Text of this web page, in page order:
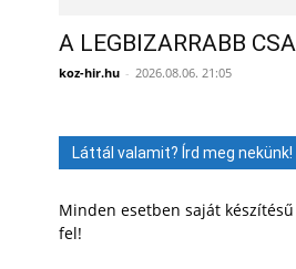
A LEGBIZARRABB
koz-hir.hu - 2026.08.06. 21:05
Láttál valamit? Írd meg nekünk!
Minden esetben saját
fel!